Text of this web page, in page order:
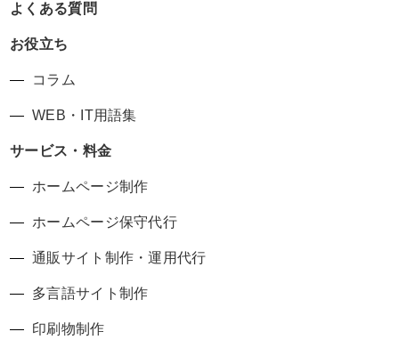
よくある質問
お役立ち
コラム
WEB・IT用語集
サービス・料金
ホームページ制作
ホームページ保守代行
通販サイト制作・運用代行
多言語サイト制作
印刷物制作